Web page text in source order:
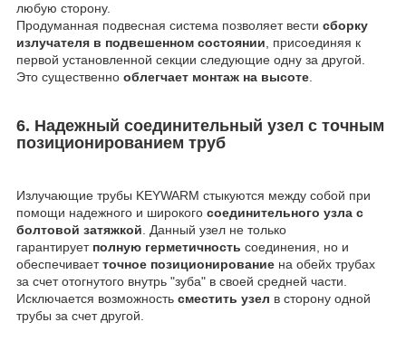
любую сторону.
Продуманная подвесная система позволяет вести сборку
излучателя в подвешенном состоянии, присоединяя к
первой установленной секции следующие одну за другой.
Это существенно облегчает монтаж на высоте.
6. Надежный соединительный узел с точным
позиционированием труб
Излучающие трубы KEYWARM стыкуются между собой при
помощи надежного и широкого соединительного узла с
болтовой затяжкой . Данный узел не только
гарантирует полную герметичность соединения, но и
обеспечиваетточное позиционирование на обейх трубах
за счет отогнутого внутрь "зуба" в своей средней части.
Исключается возможность сместить узел в сторону одной
трубы за счет другой.